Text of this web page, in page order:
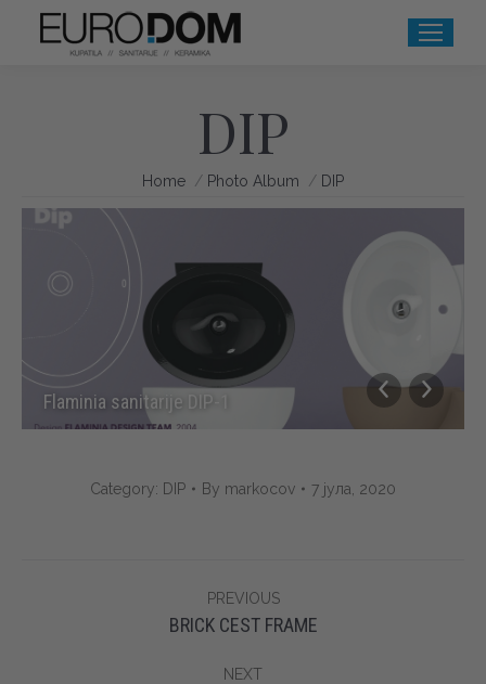
DIP
You are here:
Home Photo Album DIP
Flaminia sanitarije DIP-1
Category: DIP By markocov 7 јула, 2020
PREVIOUS
Previous
BRICK CEST FRAME
NEXT